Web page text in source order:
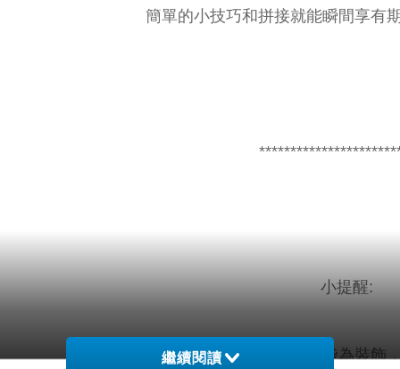
簡單的小技巧和拼接就能瞬間享有
小提醒:
腰圍鬆緊，前口袋為裝飾
繼續閱讀